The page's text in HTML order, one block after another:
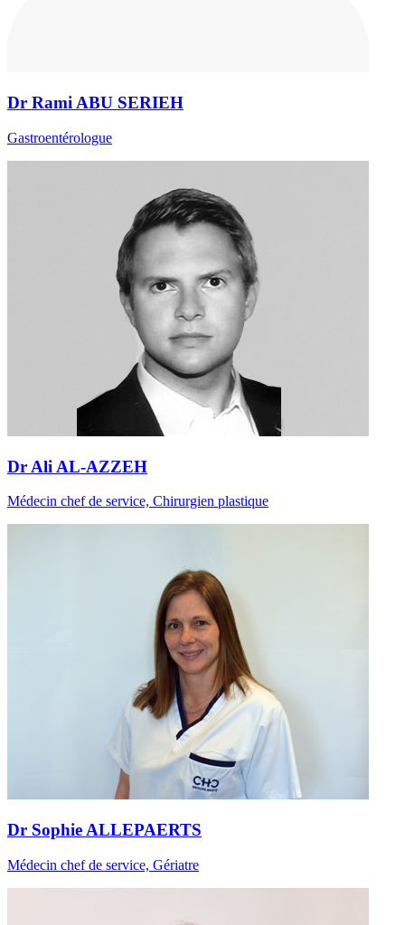
Dr Rami ABU SERIEH
Gastroentérologue
Dr Ali AL-AZZEH
Médecin chef de service, Chirurgien plastique
Dr Sophie ALLEPAERTS
Médecin chef de service, Gériatre